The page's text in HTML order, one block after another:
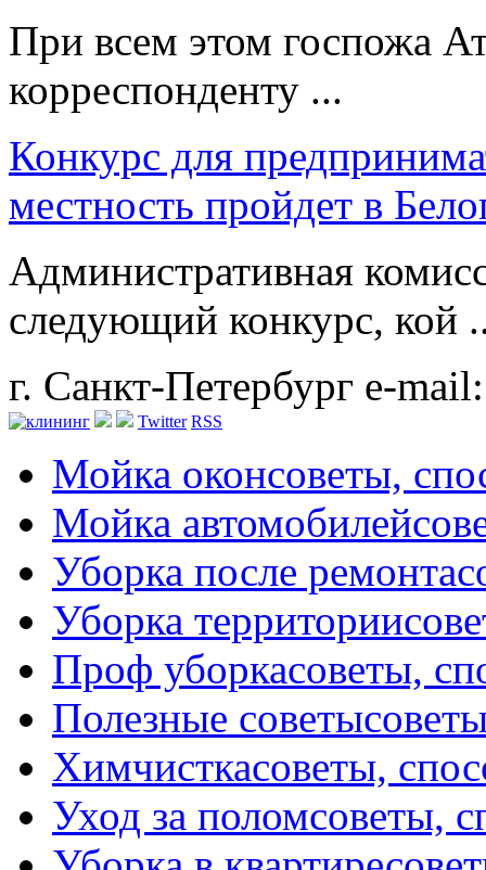
При всем этом госпожа
корреспонденту ...
Конкурс для
местность пройдет в
Административная
следующий конкурс, кой
г. Санкт-Петербург e-
Twitter RSS
Мойка оконсоветы,
Мойка автомобилей
Уборка после ремонта
Уборка территории
Проф уборкасоветы,
Полезные советы
Химчисткасоветы,
Уход за поломсоветы,